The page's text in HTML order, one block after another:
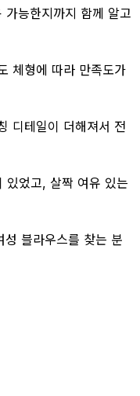
능한지까지 함께 알고
체형에 따라 만족도가
디테일이 더해져서 전
있었고, 살짝 여유 있는
블라우스를 찾는 분